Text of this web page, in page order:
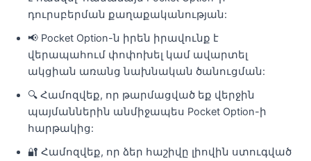
դուրսբերման քաղաքականության:
📢 Pocket Option-ն իրեն իրավունք է
վերապահում փոփոխել կամ ավարտել
ակցիան առանց նախնական ծանուցման:
🔍 Համոզվեք, որ թարմացված եք վերջին
պայմաններին անմիջապես Pocket Option-ի
հարթակից:
🔐 Համոզվեք, որ ձեր հաշիվը լիովին ստուգված